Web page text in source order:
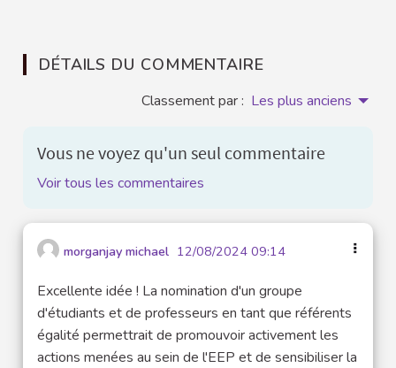
DÉTAILS DU COMMENTAIRE
Classement par : Les plus anciens
Vous ne voyez qu'un seul commentaire
Voir tous les commentaires
morganjay michael 12/08/2024 09:14
Excellente idée ! La nomination d'un groupe
d'étudiants et de professeurs en tant que référents
égalité permettrait de promouvoir activement les
actions menées au sein de l'EEP et de sensibiliser la